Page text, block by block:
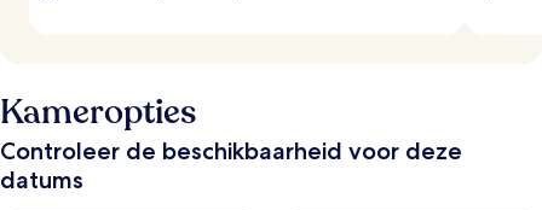
Kameropties
Controleer de beschikbaarheid voor deze
datums